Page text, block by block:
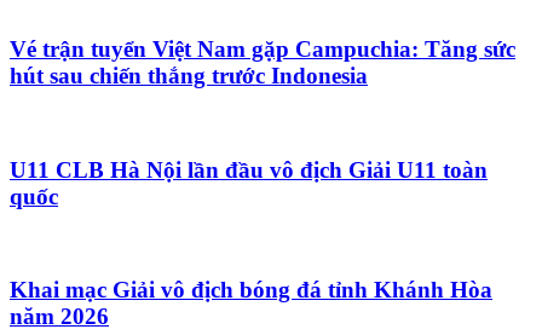
Vé trận tuyển Việt Nam gặp Campuchia: Tăng sức
hút sau chiến thắng trước Indonesia
U11 CLB Hà Nội lần đầu vô địch Giải U11 toàn
quốc
Khai mạc Giải vô địch bóng đá tỉnh Khánh Hòa
năm 2026